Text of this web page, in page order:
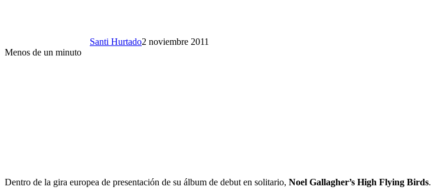
Santi Hurtado2 noviembre 2011
Menos de un minuto
Dentro de la gira europea de presentación de su álbum de debut en solitario, Noel Gallagher’s High Flying Birds.